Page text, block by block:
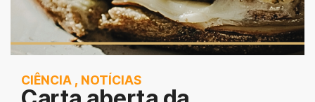
CIÊNCIA , NOTÍCIAS